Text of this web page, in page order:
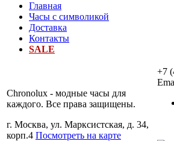
Главная
Часы с символикой
Доставка
Контакты
SALE
Chronolux - модные часы для
каждого. Все права защищены.
г. Москва, ул. Марксистская, д. 34,
корп.4 Посмотреть на карте
+7